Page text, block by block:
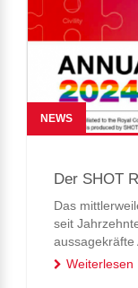
NEWS
Der SHOT
Das
seit
aussagekräfte
Blutprodukten